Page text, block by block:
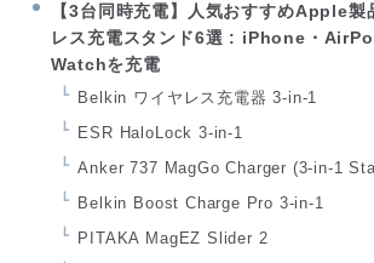
【3台同時充電】人気おすすめApple製
レス充電スタンド6選 : iPhone・
Watchを充電
Belkin ワイヤレス充電器 3-in-1
ESR HaloLock 3-in-1
Anker 737 MagGo Charger (3-in-1
Belkin Boost Charge Pro 3-in-1
PITAKA MagEZ Slider 2